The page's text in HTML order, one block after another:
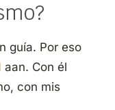
guía. Por eso
aan. Con él
con mis